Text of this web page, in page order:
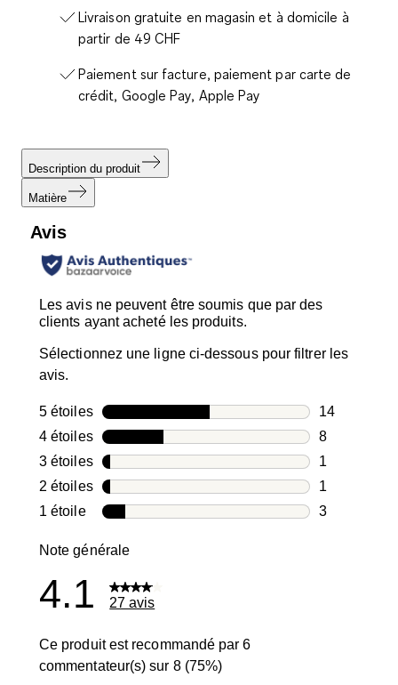
Livraison gratuite en magasin et à domicile à
partir de 49 CHF
Paiement sur facture, paiement par carte de
crédit, Google Pay, Apple Pay
Description du produit
Matière
Avis
Les avis ne peuvent être soumis que par des
clients ayant acheté les produits.
Sélectionnez une ligne ci-dessous pour filtrer les
avis.
5 étoilesétoiles
14
14 avis
4 étoilesétoiles
8
8 avis avec
3 étoilesétoiles
1
1 avis avec
2 étoilesétoiles
1
1 avis avec
1 étoileétoiles
3
Note générale
4.1 27 avis
Ce produit est recommandé par 6
commentateur(s) sur 8 (75%)